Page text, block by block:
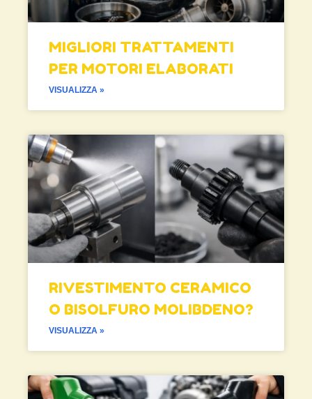
MIGLIORI TRATTAMENTI
PER MOTORI ELABORATI
VISUALIZZA »
RIVESTIMENTO CERAMICO
O BISOLFURO MOLIBDENO?
VISUALIZZA »